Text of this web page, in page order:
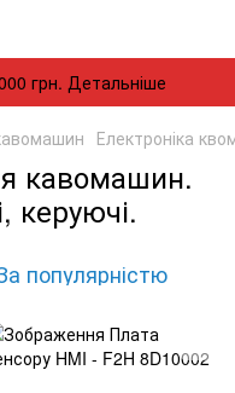
грн. Детальніше
Електроніка
кавомашин.
керуючі.
популярністю